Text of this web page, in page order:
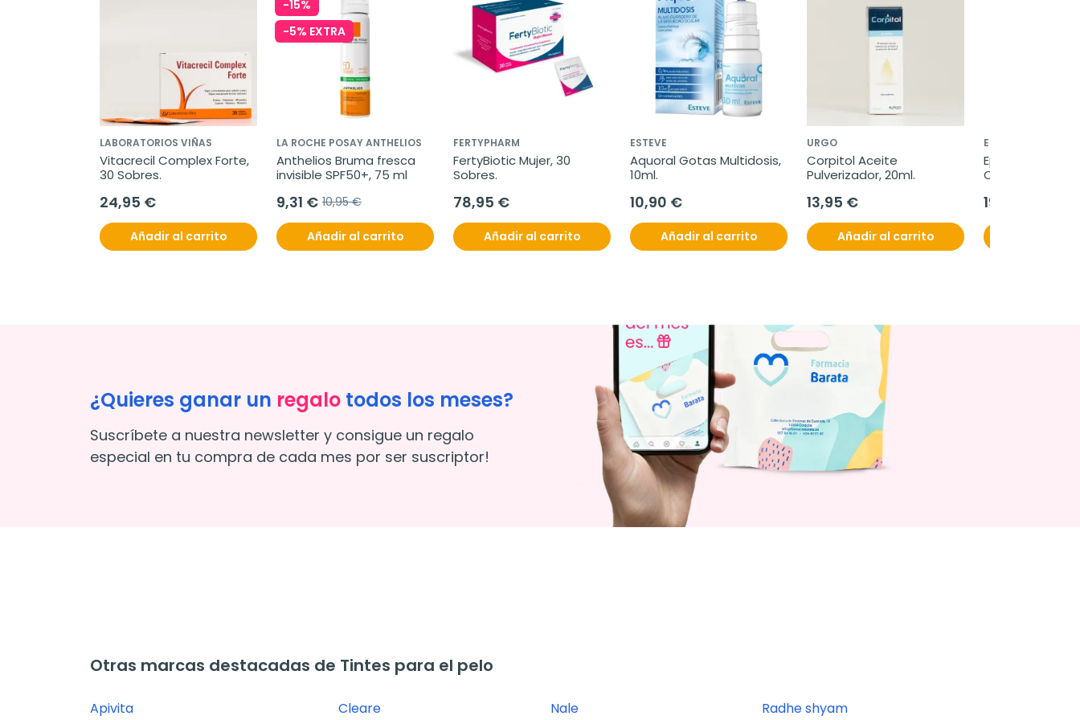
LABORATORIOS VIÑAS
Vitacrecil Complex Forte,
30 Sobres.
24,95 €
Añadir al carrito
-15%
-5% EXTRA
LA ROCHE POSAY ANTHELIOS
Anthelios Bruma fresca
invisible SPF50+, 75 ml
9,31 € 10,95 €
Añadir al carrito
FERTYPHARM
FertyBiotic Mujer, 30
Sobres.
78,95 €
Añadir al carrito
ESTEVE
Aquoral Gotas Multidosis,
10ml.
10,90 €
Añadir al carrito
URGO
Corpitol Aceite
Pulverizador, 20ml.
13,95 €
Añadir al carrito
EPAPLUS
Epaplus
Colágeno
Hialurónico, 448
19,95 €
¿Quieres ganar un regalo todos los meses?
Suscríbete a nuestra newsletter y consigue un regalo
especial en tu compra de cada mes por ser suscriptor!
Otras marcas destacadas de Tintes para el pelo
Apivita
Cleare
Nale
Radhe shyam